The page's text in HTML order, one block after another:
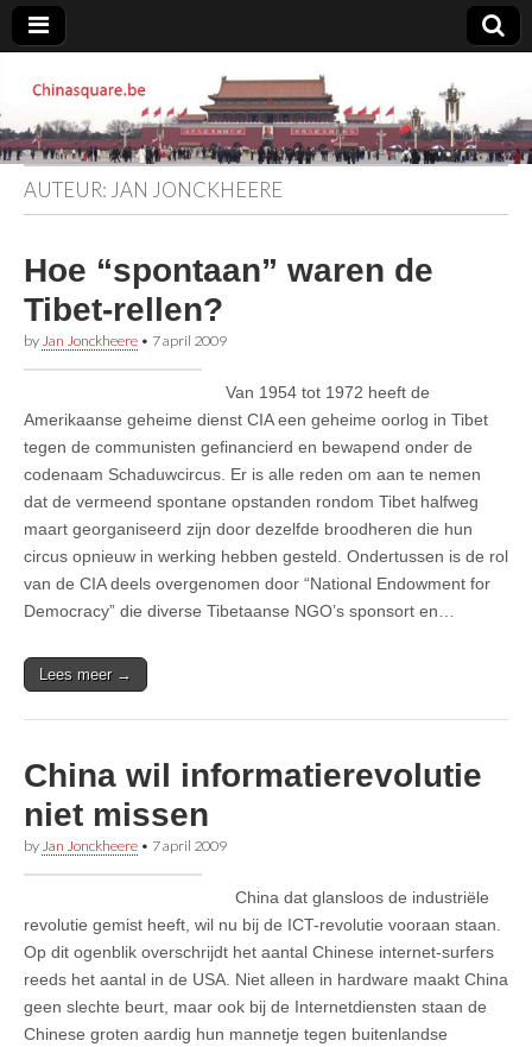
Chinasquare.be
AUTEUR: JAN JONCKHEERE
Hoe “spontaan” waren de
Tibet-rellen?
by Jan Jonckheere • 7 april 2009
Van 1954 tot 1972 heeft de
Amerikaanse geheime dienst CIA een geheime oorlog in Tibet
tegen de communisten gefinancierd en bewapend onder de
codenaam Schaduwcircus. Er is alle reden om aan te nemen
dat de vermeend spontane opstanden rondom Tibet halfweg
maart georganiseerd zijn door dezelfde broodheren die hun
circus opnieuw in werking hebben gesteld. Ondertussen is de rol
van de CIA deels overgenomen door “National Endowment for
Democracy” die diverse Tibetaanse NGO’s sponsort en…
Lees meer →
China wil informatierevolutie
niet missen
by Jan Jonckheere • 7 april 2009
China dat glansloos de industriële
revolutie gemist heeft, wil nu bij de ICT-revolutie vooraan staan.
Op dit ogenblik overschrijdt het aantal Chinese internet-surfers
reeds het aantal in de USA. Niet alleen in hardware maakt China
geen slechte beurt, maar ook bij de Internetdiensten staan de
Chinese groten aardig hun mannetje tegen buitenlandse